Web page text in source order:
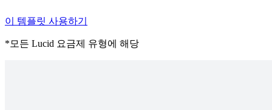
이 템플릿 사용하기
*모든 Lucid 요금제 유형에 해당